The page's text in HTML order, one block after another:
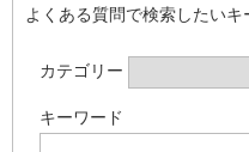
よくある質問で検索したいキ
カテゴリー
キーワード